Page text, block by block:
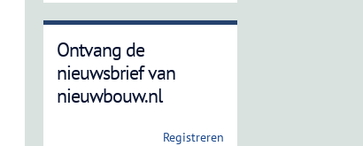
Ontvang de
nieuwsbrief van
nieuwbouw.nl
Registreren